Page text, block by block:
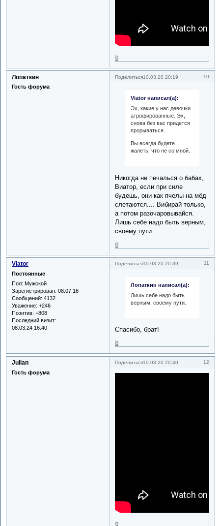
0
Поделиться 10
10.03.20 20:19
Лопаткин
Гость форума
Viator написал(а):
Эх, какие у нас девочки
атрофированные. Эх,
снова без вас придется
прорываться.
Вы всегда будете
жалеть, что не со мной.
Никогда не печалься о бабах,
Виатор, если при силе
будешь, они как пчелы на мёд
слетаются.... Вибирай только,
а потом разочаровывайся.
Лишь себе надо быть верным,
своему пути.
0
Поделиться 11
10.03.20 20:39
Viator
Постоянные
Пол: Мужской
Зарегистрирован: 08.07.16
Сообщений: 4132
Уважение: +246
Позитив: +808
Последний визит:
08.03.24 16:40
Лопаткин написал(а):
Лишь себе надо быть
верным, своему пути.
Спасибо, брат!
0
Поделиться 12
10.03.20 20:40
Julian
Гость форума
0